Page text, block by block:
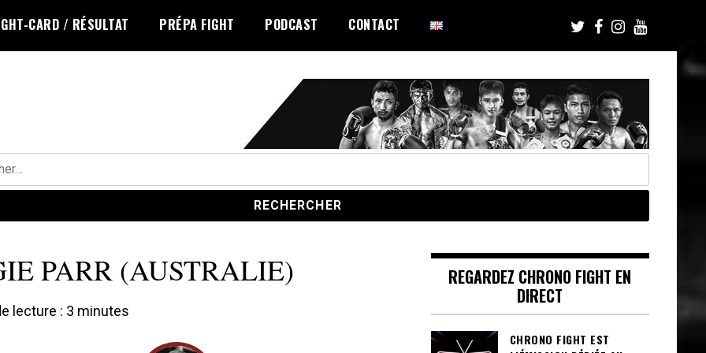
CARD / RÉSULTAT PRÉPA FIGHT PODCAST CONTACT
:
PARR (AUSTRALIE)
lecture : 3 minutes
REGARDEZ CHRONO FIGHT EN
DIRECT
CHRONO FIGHT EST